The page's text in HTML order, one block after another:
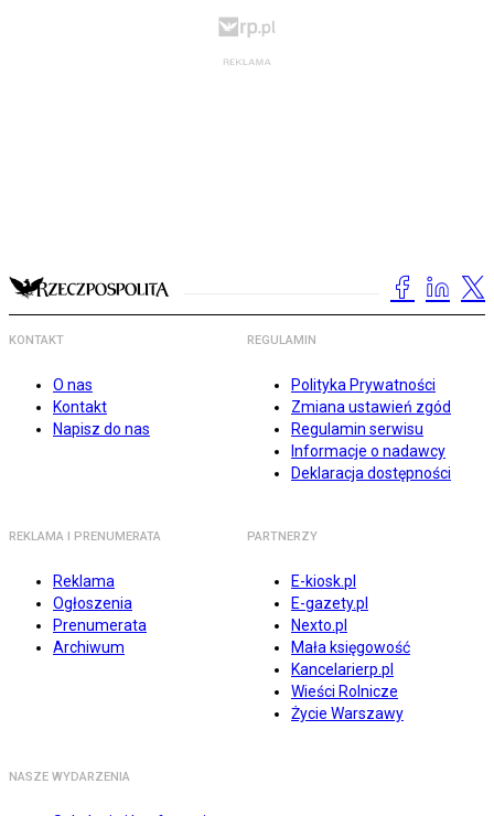
KONTAKT
O nas
Kontakt
Napisz do nas
REGULAMIN
Polityka Prywatności
Zmiana ustawień zgód
Regulamin serwisu
Informacje o nadawcy
Deklaracja dostępności
REKLAMA I PRENUMERATA
Reklama
Ogłoszenia
Prenumerata
Archiwum
PARTNERZY
E-kiosk.pl
E-gazety.pl
Nexto.pl
Mała księgowość
Kancelarierp.pl
Wieści Rolnicze
Życie Warszawy
NASZE WYDARZENIA